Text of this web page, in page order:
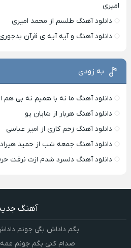
امیری
دانلود آهنگ طلسم از محمد امیری
دانلود آهنگ و آیه آیه ی قرآن
به زودی
دانلود آهنگ ما نه با همیم نه بی هم
دانلود آهنگ هربار از شایان یو
دانلود آهنگ زخم کاری از امیر عباسی
دانلود آهنگ جمعه شب از حمید هیراد
دانلود آهنگ دلسرد شدم ازت نرفت
آهنگ
بگم داداش بگی جونم
صدام کنی بگم جونم عمه